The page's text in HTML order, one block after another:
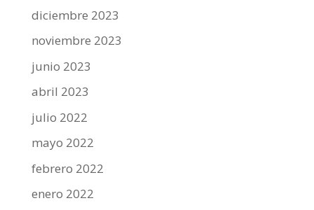
diciembre 2023
noviembre 2023
junio 2023
abril 2023
julio 2022
mayo 2022
febrero 2022
enero 2022